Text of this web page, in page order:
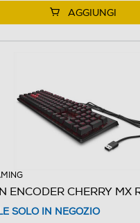
AGGIUNGI
ENCODER CHERRY MX
SOLO IN NEGOZIO